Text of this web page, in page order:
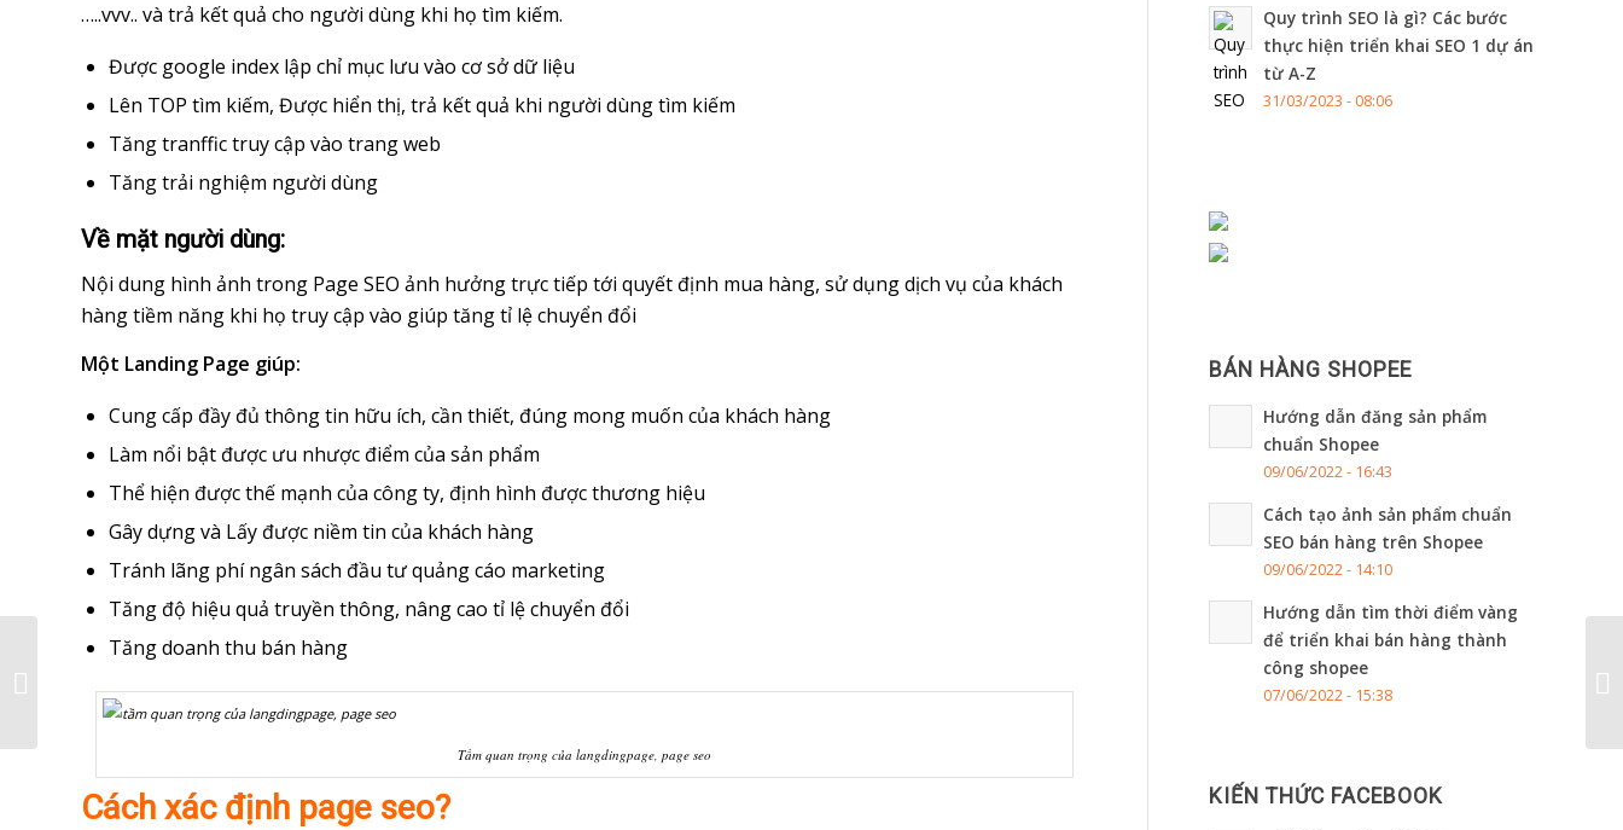
…..vvv.. và trả kết quả cho người dùng khi họ tìm kiếm.
Được google index lập chỉ mục lưu vào cơ sở dữ liệu
Lên TOP tìm kiếm, Được hiển thị, trả kết quả khi người dùng tìm kiếm
Tăng tranffic truy cập vào trang web
Tăng trải nghiệm người dùng
Về mặt người dùng:
Nội dung hình ảnh trong Page SEO ảnh hưởng trực tiếp tới quyết định mua hàng, sử dụng dịch vụ của khách
hàng tiềm năng khi họ truy cập vào giúp tăng tỉ lệ chuyển đổi
Một Landing Page giúp:
Cung cấp đầy đủ thông tin hữu ích, cần thiết, đúng mong muốn của khách hàng
Làm nổi bật được ưu nhược điểm của sản phẩm
Thể hiện được thế mạnh của công ty, định hình được thương hiệu
Gây dựng và Lấy được niềm tin của khách hàng
Tránh lãng phí ngân sách đầu tư quảng cáo marketing
Tăng độ hiệu quả truyền thông, nâng cao tỉ lệ chuyển đổi
Tăng doanh thu bán hàng
Tầm quan trọng của langdingpage, page seo
Cách xác định page seo?
Quy trình SEO là gì? Các bước
thực hiện triển khai SEO 1 dự án
từ A-Z
31/03/2023 - 08:06
BÁN HÀNG SHOPEE
Hướng dẫn đăng sản phẩm
chuẩn Shopee
09/06/2022 - 16:43
Cách tạo ảnh sản phẩm chuẩn
SEO bán hàng trên Shopee
09/06/2022 - 14:10
Hướng dẫn tìm thời điểm vàng
để triển khai bán hàng thành
công shopee
07/06/2022 - 15:38
KIẾN THỨC FACEBOOK
viết mô tả chuẩn SEO